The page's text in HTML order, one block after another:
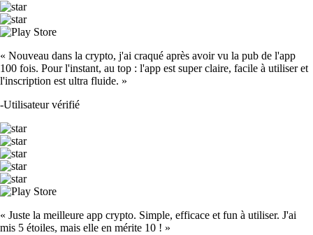
« Nouveau dans la crypto, j'ai craqué après avoir vu la pub de l'app
100 fois. Pour l'instant, au top : l'app est super claire, facile à utiliser et
l'inscription est ultra fluide. »
-Utilisateur vérifié
« Juste la meilleure app crypto. Simple, efficace et fun à utiliser. J'ai
mis 5 étoiles, mais elle en mérite 10 ! »